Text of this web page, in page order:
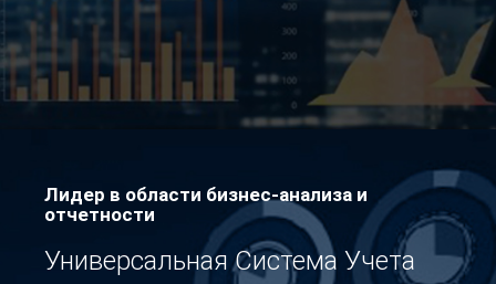
Лидер в области бизнес-анализа и
отчетности
Универсальная Система Учета